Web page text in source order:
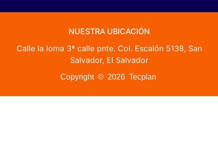
NUESTRA UBICACIÓN
Calle la loma 3ª calle pnte. Col. Escalón 5138, San
Salvador, El Salvador
Copyright © 2026 Tecplan